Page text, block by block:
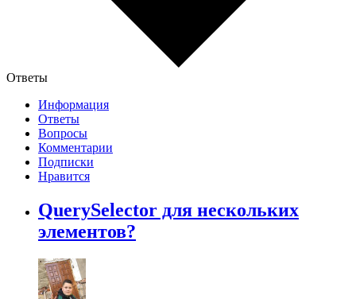
Ответы
Информация
Ответы
Вопросы
Комментарии
Подписки
Нравится
QuerySelector для нескольких
элементов?